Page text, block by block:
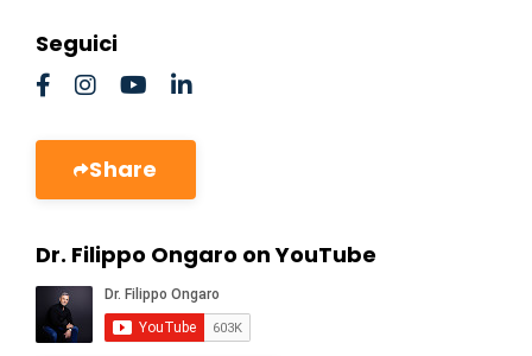
Seguici
Share
Dr. Filippo Ongaro on YouTube